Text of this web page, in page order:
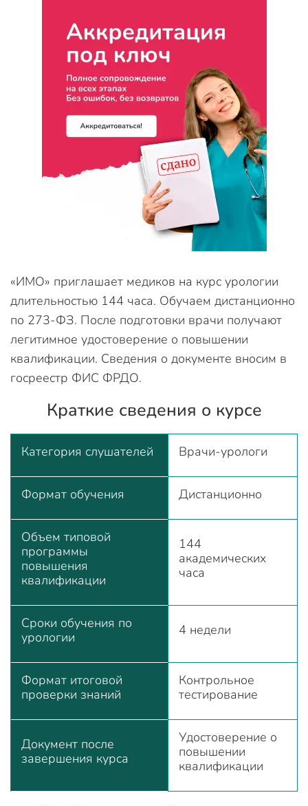
«ИМО» приглашает медиков на курс урологии
длительностью 144 часа. Обучаем дистанционно
по 273-ФЗ. После подготовки врачи получают
легитимное удостоверение о повышении
квалификации. Сведения о документе вносим в
госреестр ФИС ФРДО.
Краткие сведения о курсе
Категория слушателей Врачи-урологи
Формат обучения Дистанционно
Объем типовой
программы
повышения
квалификации
144
академических
часа
Сроки обучения по
урологии
4 недели
Формат итоговой
проверки знаний
Контрольное
тестирование
Документ после
завершения курса
Удостоверение о
повышении
квалификации